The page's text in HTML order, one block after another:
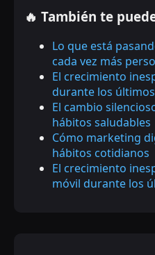
🔥 También te
Lo que está
cada vez más
El crecimiento
durante los
El cambio
hábitos saludables
Cómo marketing
hábitos cotidianos
El crecimiento
móvil durante los